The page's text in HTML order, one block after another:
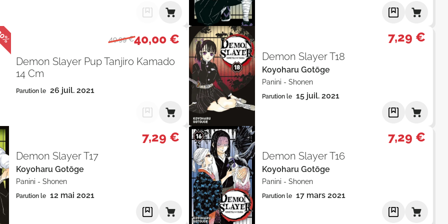
49,99 €40,00 €
Demon Slayer Pup Tanjiro Kamado
14 Cm
Parution le 26 juil. 2021
7,29 €
Demon Slayer T18
Koyoharu Gotōge
Panini - Shonen
Parution le 15 juil. 2021
7,29 €
Demon Slayer T17
Koyoharu Gotōge
Panini - Shonen
Parution le 12 mai 2021
7,29 €
Demon Slayer T16
Koyoharu Gotōge
Panini - Shonen
Parution le 17 mars 2021